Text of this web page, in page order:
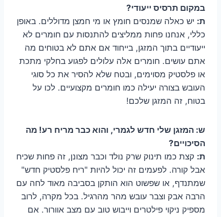
במקום תרסיס ייעודי?
ת: יש כאלה שמנסים חומץ או מי חמצן מדוללים. באופן
כללי, אנחנו פחות ממליצים להתנסות עם חומרים לא
ייעודיים בתוך המזגן, בייחוד אם אתם לא בטוחים מה
אתם עושים. חומרים אלה עלולים לפגוע בחלקי מתכת
או פלסטיק מסוימים, ובטח שלא להסיר את כל סוגי
העובש בצורה יעילה כמו חומרים מקצועיים. לכו על
בטוח, זה המזגן שלכם!
ש: המזגן שלי חדש לגמרי, והוא כבר מריח רע! מה
הסיכויים?
ת: קצת כמו תינוק שרק נולד וכבר מצונן, זה פחות שכיח
אבל קורה. לפעמים זה יכול להיות "ריח פלסטיק חדש"
שמתנדף, או שפשוט הוא הותקן בסביבה מאוד לחה עם
הרבה אבק וצבר עובש מהר מהרגיל. בכל מקרה, לרוב
מספיק ניקוי פילטרים וייבוש טוב עם מצב אוורור. אם